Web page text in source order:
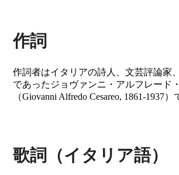
作詞
作詞者はイタリアの詩人、文芸評論家
であったジョヴァンニ・アルフレード
（Giovanni Alfredo Cesareo, 1861-1937）
歌詞（イタリア語）